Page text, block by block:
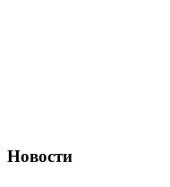
Новости